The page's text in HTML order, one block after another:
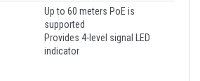
Up to 60 meters PoE is
supported
Provides 4-level signal LED
indicator